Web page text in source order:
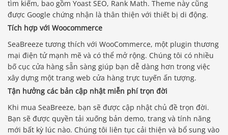
tìm kiếm, bao gồm Yoast SEO, Rank Math. Theme này cũng
được Google chứng nhận là thân thiện với thiết bị di động.
Tích hợp với Woocommerce
SeaBreeze tương thích với WooCommerce, một plugin thương
mại điện tử mạnh mẽ và có thể mở rộng. Chúng tôi có nhiều
bố cục cửa hàng sẵn sàng giúp bạn dễ dàng hơn trong việc
xây dựng một trang web cửa hàng trực tuyến ấn tượng.
Tận hưởng các bản cập nhật miễn phí trọn đời
Khi mua SeaBreeze, bạn sẽ được cập nhật chủ đề trọn đời.
Bạn sẽ được quyền tải xuống bản demo, trang và tính năng
mới bất kỳ lúc nào. Chúng tôi liên tục cải thiện và bổ sung vào